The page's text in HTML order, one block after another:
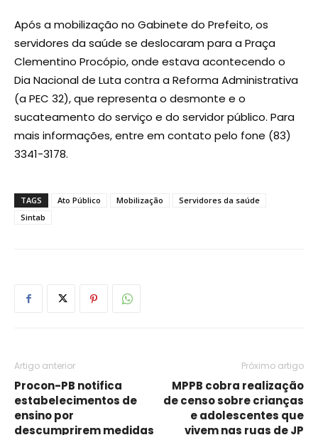
Após a mobilização no Gabinete do Prefeito, os
servidores da saúde se deslocaram para a Praça
Clementino Procópio, onde estava acontecendo o
Dia Nacional de Luta contra a Reforma Administrativa
(a PEC 32), que representa o desmonte e o
sucateamento do serviço e do servidor público. Para
mais informações, entre em contato pelo fone (83)
3341-3178.
TAGS Ato Público Mobilização
Servidores da saúde
Sintab
Artigo anterior
Procon-PB notifica
estabelecimentos de
ensino por
descumprirem medidas
Próximo artigo
MPPB cobra realização
de censo sobre crianças
e adolescentes que
vivem nas ruas de JP